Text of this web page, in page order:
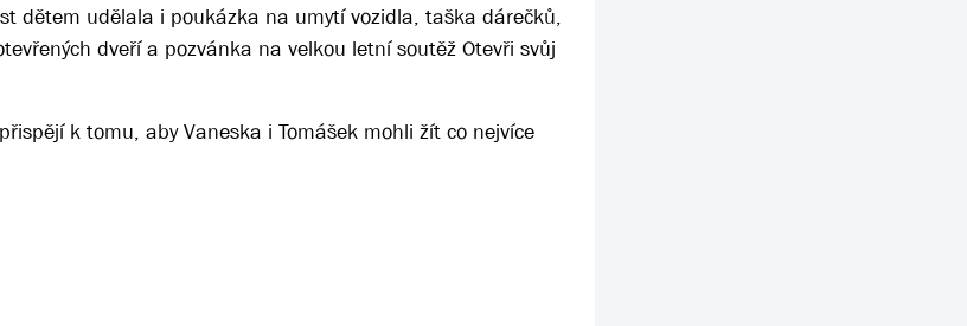
dětem udělala i poukázka na umytí vozidla, taška dárečků,
dveří a pozvánka na velkou letní soutěž Otevři svůj
k tomu, aby Vaneska i Tomášek mohli žít co nejvíce